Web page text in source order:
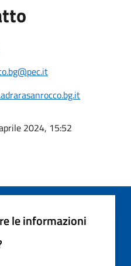
2024, 15:52
le informazioni